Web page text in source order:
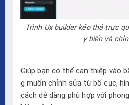
Trình Ux builder kéo thả trực
y biến và
Giúp bạn có thể can thiệp vào
g muốn chỉnh sửa từ bố cục,
cách dễ dàng phù hợp với